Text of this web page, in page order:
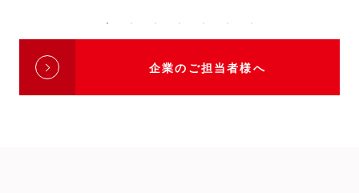
企業のご担当者様へ